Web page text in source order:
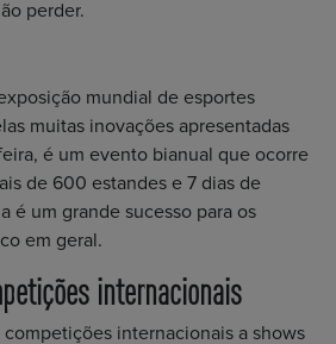
perder.
mundial de esportes
muitas inovações apresentadas
é um evento bianual que ocorre
de 600 estandes e 7 dias de
é um grande sucesso para os
em geral.
internacionais
internacionais a shows